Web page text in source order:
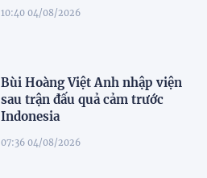
10:40 04/08/2026
Bùi Hoàng Việt Anh nhập viện
sau trận đấu quả cảm trước
Indonesia
07:36 04/08/2026